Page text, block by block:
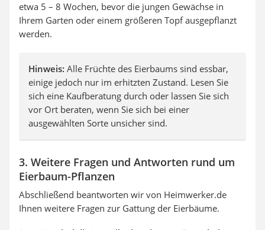
etwa 5 – 8 Wochen, bevor die jungen Gewächse in
Ihrem Garten oder einem größeren Topf ausgepflanzt
werden.
Hinweis: Alle Früchte des Eierbaums sind essbar,
einige jedoch nur im erhitzten Zustand. Lesen Sie
sich eine Kaufberatung durch oder lassen Sie sich
vor Ort beraten, wenn Sie sich bei einer
ausgewählten Sorte unsicher sind.
3. Weitere Fragen und Antworten rund um
Eierbaum-Pflanzen
Abschließend beantworten wir von Heimwerker.de
Ihnen weitere Fragen zur Gattung der Eierbäume.